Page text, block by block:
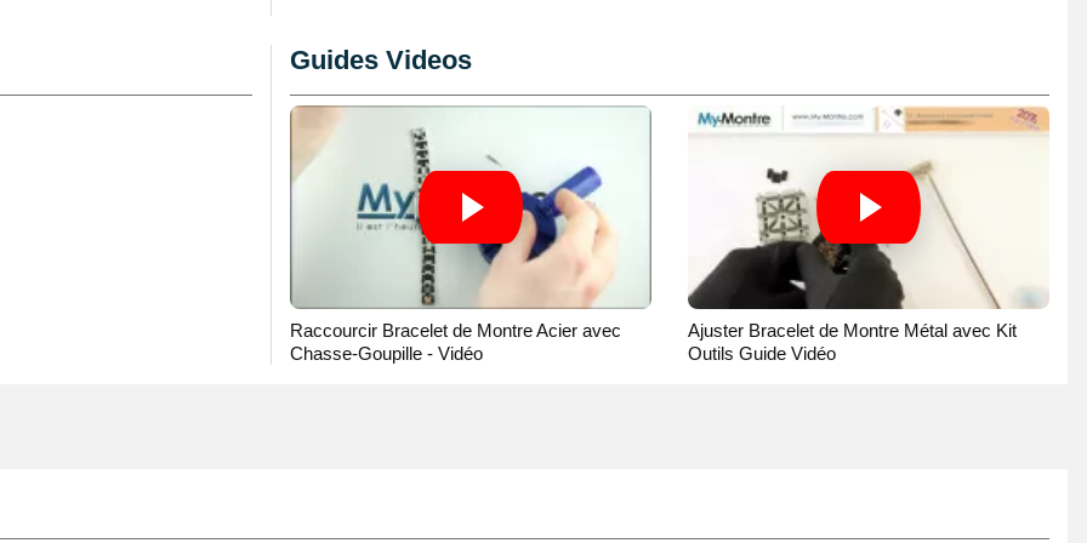
d'un boîtier de garde-
bracelet acier
est réalisé à l'aide
Guides Videos
Raccourcir Bracelet de Montre Acier avec
Chasse-Goupille - Vidéo
Ajuster Bracelet de Montre Métal avec Kit
Outils Guide Vidéo